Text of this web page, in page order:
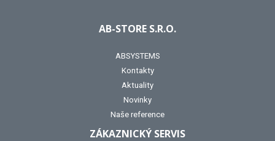
AB-STORE S.R.O.
ABSYSTEMS
Kontakty
Aktuality
Novinky
Naše reference
ZÁKAZNICKÝ SERVIS